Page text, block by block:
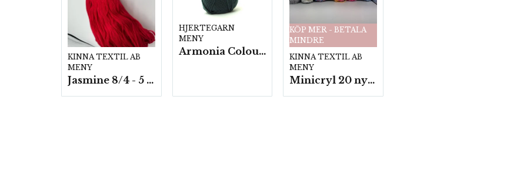
KINNA TEXTIL AB
MENY
Jasmine 8/4 - 5 härvor a200g./fp.
HJERTEGARN
MENY
Armonia Colour- 5 härv/fp. a100 g.
KÖP MER - BETALA
MINDRE
KINNA TEXTIL AB
MENY
Minicryl 20 nystan a25g./fp.